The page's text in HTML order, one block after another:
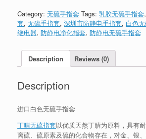
Category: 无硫手指套 Tags: 乳胶无硫手指套,
套, 无硫手指套, 深圳市防静电手指套, 白色
继电器, 防静电净化指套, 防静电无硫手指套
Description Reviews (0)
Description
进口白色无硫手指套
丁晴无硫指套以优质天然丁腈为原料，具有
离硫、硫原素及硫的化合物存在，对金、银